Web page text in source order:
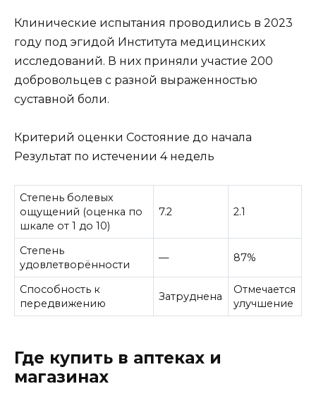
Клинические испытания проводились в 2023
году под эгидой Института медицинских
исследований. В них приняли участие 200
добровольцев с разной выраженностью
суставной боли.
Критерий оценки Состояние до начала
Результат по истечении 4 недель
Степень болевых
ощущений (оценка по
шкале от 1 до 10)
7.2 2.1
Степень
удовлетворённости
— 87%
Способность к
передвижению
Затруднена
Отмечается
улучшение
Где купить в аптеках и
магазинах